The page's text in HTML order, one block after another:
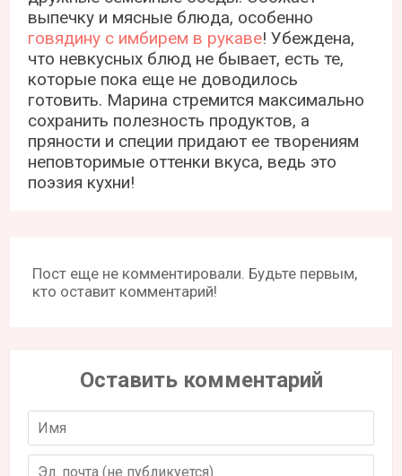
выпечку и мясные блюда, особенно
говядину с имбирем в рукаве! Убеждена,
что невкусных блюд не бывает, есть те,
которые пока еще не доводилось
готовить. Марина стремится максимально
сохранить полезность продуктов, а
пряности и специи придают ее творениям
неповторимые оттенки вкуса, ведь это
поэзия кухни!
Пост еще не комментировали. Будьте первым,
кто оставит комментарий!
Оставить комментарий